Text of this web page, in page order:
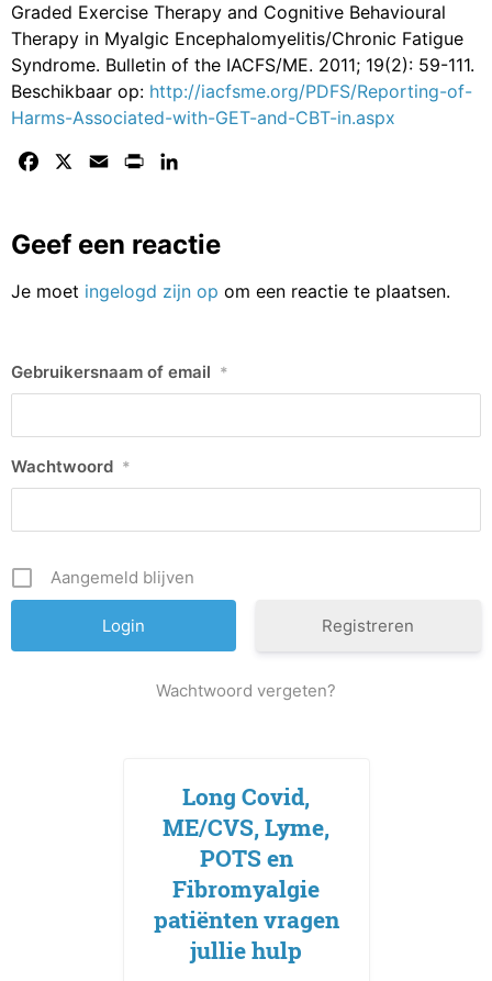
Graded Exercise Therapy and Cognitive Behavioural
Therapy in Myalgic Encephalomyelitis/Chronic Fatigue
Syndrome. Bulletin of the IACFS/ME. 2011; 19(2): 59-111.
Beschikbaar op: http://iacfsme.org/PDFS/Reporting-of-
Harms-Associated-with-GET-and-CBT-in.aspx
Facebook Email Print
Geef een reactie
Je moet ingelogd zijn op om een reactie te plaatsen.
Gebruikersnaam of email *
Wachtwoord *
Aangemeld blijven
Registreren
Wachtwoord vergeten?
Long Covid,
ME/CVS, Lyme,
POTS en
Fibromyalgie
patiënten vragen
jullie hulp